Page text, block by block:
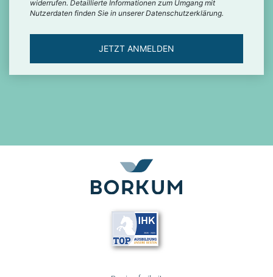
widerrufen. Detaillierte Informationen zum Umgang mit
Nutzerdaten finden Sie in unserer Datenschutzerklärung.
JETZT ANMELDEN